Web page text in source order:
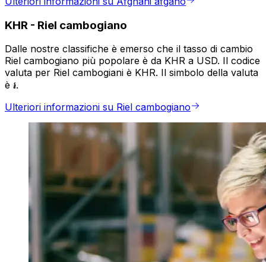
KHR - Riel cambogiano
Dalle nostre classifiche è emerso che il tasso di cambio
Riel cambogiano più popolare è da KHR a USD. Il codice
valuta per Riel cambogiani è KHR. Il simbolo della valuta
è ៛.
Ulteriori informazioni su Riel cambogiano